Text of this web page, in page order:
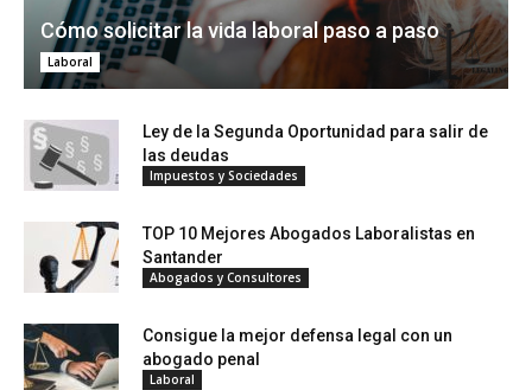
Cómo solicitar la vida laboral paso a paso
Laboral
Ley de la Segunda Oportunidad para salir de
las deudas
Impuestos y Sociedades
TOP 10 Mejores Abogados Laboralistas en
Santander
Abogados y Consultores
Consigue la mejor defensa legal con un
abogado penal
Laboral